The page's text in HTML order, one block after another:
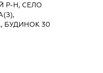
Р-Н, СЕЛО
БУДИНОК 30